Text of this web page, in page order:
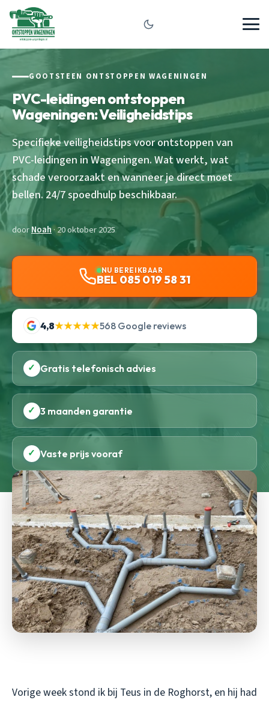
GOOTSTEEN ONTSTOPPEN WAGENINGEN
PVC-leidingen ontstoppen
Wageningen: Veiligheidstips
Specifieke veiligheidstips voor ontstoppen van
PVC-leidingen in Wageningen. Wat werkt, wat
schade veroorzaakt en wanneer je direct moet
bellen. 24/7 spoedhulp beschikbaar.
doorNoah· 20 oktober 2025
NU BEREIKBAAR
BEL 085 019 58 31
4,8★★★★★568 Google reviews
✓ Gratis telefonisch advies
✓ 3 maanden garantie
✓ Vaste prijs vooraf
Vorige week stond ik bij Teus in de Roghorst, en hij had